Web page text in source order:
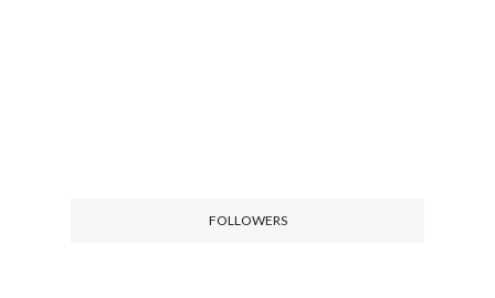
FOLLOWERS